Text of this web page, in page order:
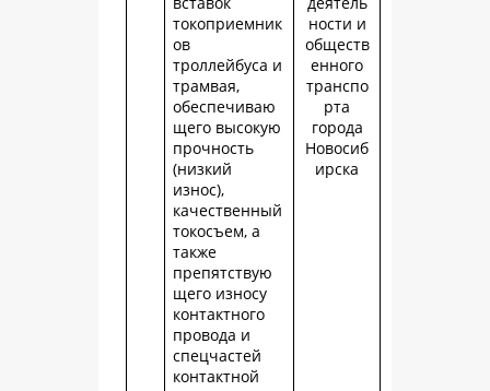
ности и
обществ
енного
транспо
рта
города
Новосиб
ирска
токоприемник
ов
троллейбуса и
трамвая,
обеспечиваю
щего высокую
прочность
(низкий
износ),
качественный
токосъем, а
также
препятствую
щего износу
контактного
провода и
спецчастей
контактной